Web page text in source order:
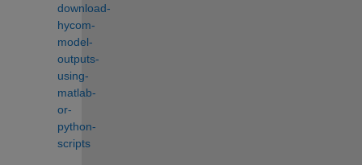
download-
hycom-
model-
outputs-
using-
matlab-
or-
python-
scripts